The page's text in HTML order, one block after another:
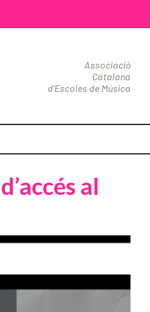
Associació
Catalana
d'Escoles de Música
al